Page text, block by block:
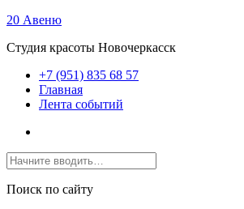
20 Авеню
Студия красоты Новочеркасск
+7 (951) 835 68 57
Главная
Лента событий
Поиск по сайту